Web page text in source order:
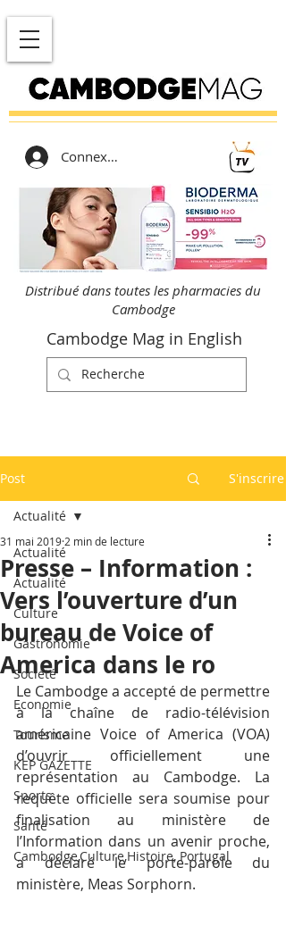
Connexion
Distribué dans toutes les pharmacies du
Cambodge
Cambodge Mag in English
Post S'inscrire
Actualité
Actualité
Culture
Gastronomie
Société
Economie
Tourisme
KEP GAZETTE
Sports
Santé
Cambodge,Culture,Histoire, Portugal
Actualité
Presse – Information :
Vers l’ouverture d’un
bureau de Voice of
America dans le ro
31 mai 2019 2 min de lecture
Le Cambodge a accepté de permettre
à la chaîne de radio-télévision
américaine Voice of America (VOA)
d’ouvrir officiellement une
représentation au Cambodge. La
requête officielle sera soumise pour
finalisation au ministère de
l’Information dans un avenir proche,
a déclaré le porte-parole du
ministère, Meas Sorphorn.